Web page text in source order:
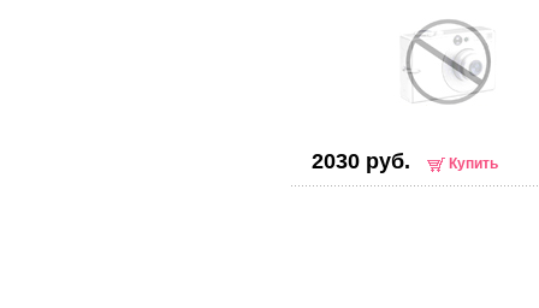
2030 руб. Купить